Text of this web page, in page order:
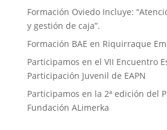
Formación Oviedo Incluye:
y gestión de caja”.
Formación BAE en Riquirraque
Participamos en el VII Encuentro
Participación Juvenil de EAPN
Participamos en la 2ª edición del
Fundación ALimerka